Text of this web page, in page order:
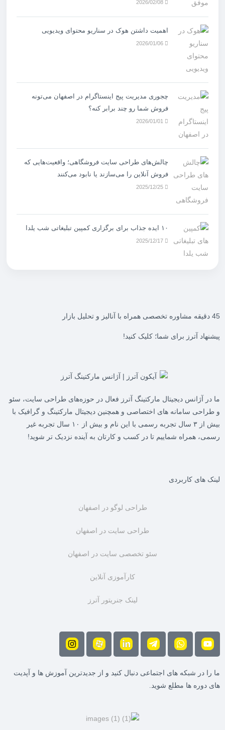
اهمیت داشتن هوک در سناریو محتوای ویدیویی
چجوری مدیریت پیج اینستاگرام در اصفهان می‌تونه
فروش شما رو چند برابر کنه؟
چالش‌های طراحی سایت فروشگاهی؛ واقعیت‌هایی که
فروش آنلاین را می‌سازند یا نابود می‌کنند
۱۰ ایده جذاب برای برگزاری کمپین تبلیغاتی شب یلدا
45 دقیقه مشاوره تخصصی همراه با آنالیز و تحلیل بازار
پیشنهاد آترز برای شما؛ کلیک کنید!
ما در آژانس دیجیتال مارکتینگ آترز فعال در حوزه‌های طراحی سایت، سئو
و طراحی سامانه های اختصاصی و همچنین دیجیتال مارکتینگ و گرافیک با
بیش از ۳ سال تجربه رسمی با این نام و بیش از ۱۰ سال تجربه غیر
رسمی، همراه شماییم تا در کسب و کارتان به آینده نزدیک تر شوید!
لینک های کاربردی
طراحی لوگو در اصفهان
طراحی سایت در اصفهان
سئو تخصصی سایت در اصفهان
کارآموزی آنلاین
لینک جنریتور آترز
ما را در شبکه های اجتماعی دنبال کنید و از جدیدترین آموزش ها و آپدیت
های دوره ها مطلع شوید.